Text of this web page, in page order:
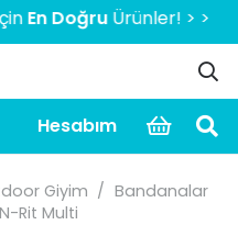
DoğruÜrünler! > > > > >
Hesabım
Giyim / Bandanalar
N-Rit Multi